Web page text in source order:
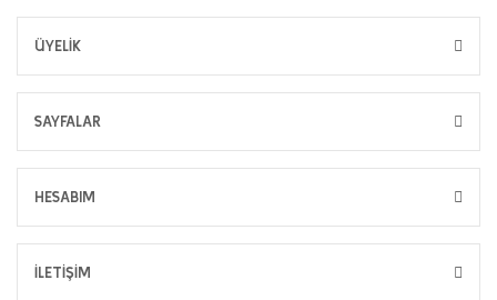
ÜYELİK
SAYFALAR
HESABIM
İLETİŞİM